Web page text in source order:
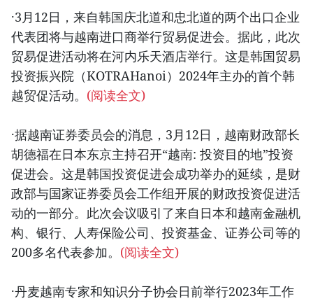
·3月12日，来自韩国庆北道和忠北道的两个出口企业
代表团将与越南进口商举行贸易促进会。据此，此次
贸易促进活动将在河内乐天酒店举行。这是韩国贸易
投资振兴院（KOTRAHanoi）2024年主办的首个韩
越贸促活动。 (阅读全文)
·据越南证券委员会的消息，3月12日，越南财政部长
胡德福在日本东京主持召开“越南: 投资目的地”投资
促进会。这是韩国投资促进会成功举办的延续，是财
政部与国家证券委员会工作组开展的财政投资促进活
动的一部分。此次会议吸引了来自日本和越南金融机
构、银行、人寿保险公司、投资基金、证券公司等的
200多名代表参加。 (阅读全文)
·丹麦越南专家和知识分子协会日前举行2023年工作